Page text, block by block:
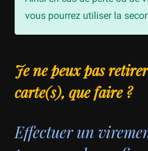
vous pourrez utiliser la
Je ne peux pas
carte(s), que faire ?
Effectuer un